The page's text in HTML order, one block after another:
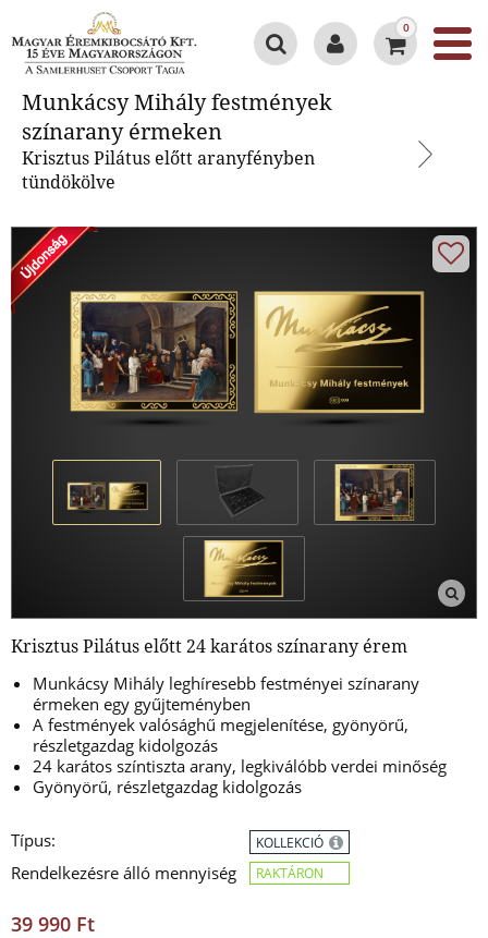
0
Munkácsy Mihály festmények
színarany érmeken
Krisztus Pilátus előtt aranyfényben
tündökölve
Krisztus Pilátus előtt 24 karátos színarany érem
Munkácsy Mihály leghíresebb festményei színarany
érmeken egy gyűjteményben
A festmények valósághű megjelenítése, gyönyörű,
részletgazdag kidolgozás
24 karátos színtiszta arany, legkiválóbb verdei minőség
Gyönyörű, részletgazdag kidolgozás
Típus:
Rendelkezésre álló mennyiség
KOLLEKCIÓ
RAKTÁRON
39 990 Ft
Munkácsy Mihály festmények
színarany érmeken